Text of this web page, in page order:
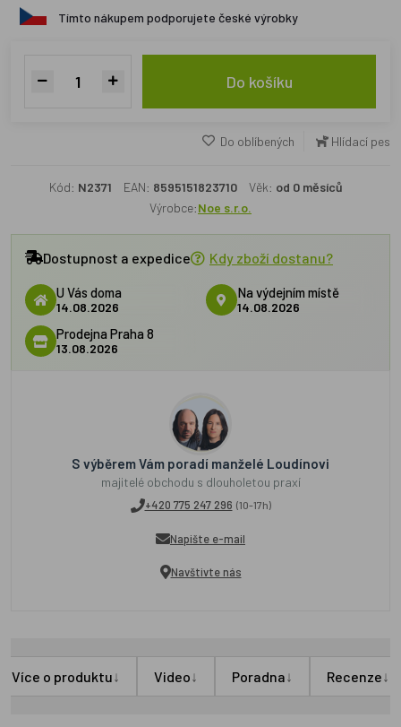
Tímto nákupem podporujete české výrobky
Do košíku
Do oblíbených Hlídací pes
Kód: N2371 EAN: 8595151823710 Věk: od 0 měsíců
Výrobce:Noe s.r.o.
Dostupnost a expedice Kdy zboží dostanu?
U Vás doma
14.08.2026
Na výdejním místě
14.08.2026
Prodejna Praha 8
13.08.2026
S výběrem Vám poradí manželé Loudínovi
majitelé obchodu s dlouholetou praxí
+420 775 247 296 (10-17h)
Napište e-mail
Navštivte nás
Více o produktu↓ Video↓ Poradna↓ Recenze↓